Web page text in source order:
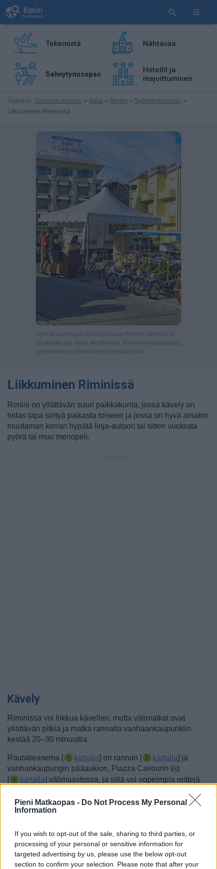
Pieni Matkaopas - Do Not Process My Personal
Information
If you wish to opt-out of the sale, sharing to third parties, or
processing of your personal or sensitive information for
targeted advertising by us, please use the below opt-out
section to confirm your selection. Please note that after your
Tekemistä Nähtävää
Selviytymisopas
Hotellit ja
majoittuminen
Sijaintisi: Sivuston etusivu » Italia » Rimini » Selviytymisopas »
Liikkuminen Riminissä
Pyöriä vuokrataan joka paikassa Riminin rannalla ja
vuokralle saa myös skoottereita. Pyöriä on kaikenlaisia,
ja perheille ja porukoille on ryhmäpyöriä.
Liikkuminen Riminissä
Rimini on yllättävän suuri paikkakunta, jossa kävely on
hidas tapa siirtyä paikasta toiseen ja jossa on hyvä ainakin
muutaman kerran hypätä linja-autoon tai sitten vuokrata
pyörä tai muu menopeli.
Kävely
Riminissä voi liikkua kävellen, mutta välimatkat ovat
yllättävän pitkiä ja matka rannalta vanhaankaupunkiin
kestää 20–30 minuuttia.
Rautatieasema [ kartalla] on rannan [ kartalla] ja
vanhankaupungin pääaukion, Piazza Cavourin
[
kartalla] välimaastossa, ja siltä voi nopeimpia reittejä
vanhaankaupunkiin vartissa.
alikulkusillat, jotka ovat ainoita paikkoja päästä rannikon
junaradan toiselle puolelle. Kätevä on Viale Tripolin
kartalla] alikulkusilta, jota pitkin voivat kulkea autotkin.
Jos matka on kohti Grand Hotellia ja majakkaa, pääsee